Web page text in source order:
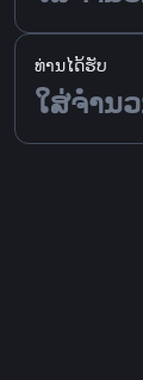
ທ່ານໄດ້ຮັບ